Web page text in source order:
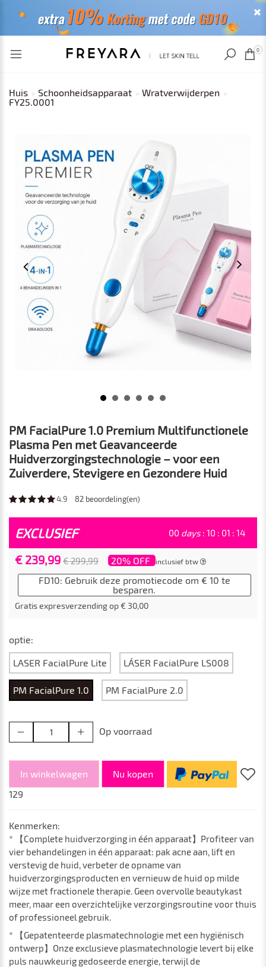
RECENT BEKEKEN 0
Huis Schoonheidsapparaat
Wratverwijderpen
FY25.0001
PM FacialPure 1.0 Premium Multifunctionele
Plasma Pen met Geavanceerde
Huidverzorgingstechnologie – voor een
Zuiverdere, Stevigere en Gezondere Huid
4.9 82 beoordeling(en)
EXCLUSIEF 00 days: 10 : 01 : 12
€ 239,99 € 299,99 20% OFF inclusief btw
FD10: Gebruik deze promotiecode om € 10 te
besparen.
Gratis expresverzending op € 30,00
optie:
LASER FacialPure Lite LÁSER FacialPure LS008
PM FacialPure 1.0 PM FacialPure 2.0
Op voorraad
In winkelwagen
Nu kopen
129
Kenmerken:
* 【Complete huidverzorging in één apparaat】Profiteer van
vier behandelingen in één apparaat: pak acne aan, lift en
verstevig de huid, verbeter de opname van
huidverzorgingsproducten en vernieuw de huid op milde
wijze met fractionele therapie. Geen overvolle beautykast
meer, maar een overzichtelijke verzorgingsroutine voor thuis
of professioneel gebruik.
* 【Gepatenteerde plasmatechnologie met een hygiënisch
ontwerp】Onze exclusieve plasmatechnologie levert bij elke
puls nauwkeurig gedoseerde energie, terwijl de